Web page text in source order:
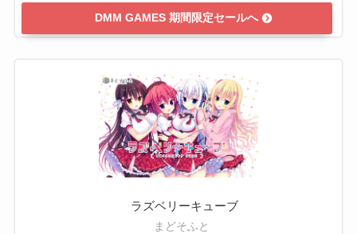
DMM GAMES 期間限定セールへ
ラズベリーキューブ
まどそふと